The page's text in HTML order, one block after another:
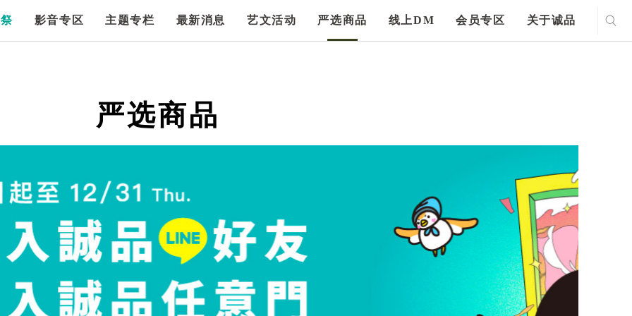
影音专区 主题专栏 最新消息 艺文活动 严选商品 线上DM 会员专区 关于诚品
严选商品